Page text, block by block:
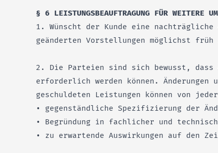
§ 6 LEISTUNGSBEAUFTRAGUNG FÜR WEITERE
1. Wünscht der Kunde eine
geänderten Vorstellungen möglichst
2. Die Parteien sind sich bewusst, dass
erforderlich werden können. Änderungen
geschuldeten Leistungen können von
• gegenständliche Spezifizierung der
• Begründung in fachlicher und
• zu erwartende Auswirkungen auf den